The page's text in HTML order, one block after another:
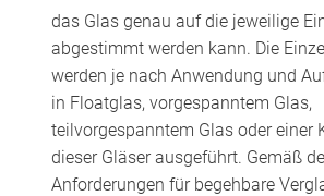
das Glas genau auf die jeweilige
abgestimmt werden kann. Die
werden je nach Anwendung und
in Floatglas, vorgespanntem Glas,
teilvorgespanntem Glas oder einer
dieser Gläser ausgeführt. Gemäß
Anforderungen für begehbare